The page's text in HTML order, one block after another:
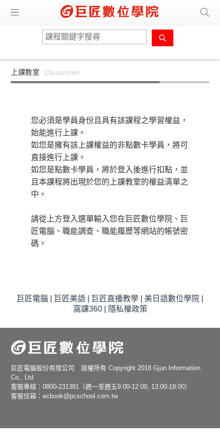
上課教室 Classroom
您必須是學員身份且具有該課程之學習權益，
始能進行上課。
如您是擁有該上課權益的非點數卡學員，將可
直接進行上課。
如您是點數卡學員，將於登入後進行扣點，並
且本課程將出現於您的上課教室的權益清單之
中。
請從上方登入選單輸入您在巨匠數位學院、巨
匠電腦、職能調查、職能履歷等網站的帳號密
碼。
巨匠電腦 巨匠美語 巨匠直播教學 美日語數位學院
窩課360
隱私權政策
巨匠電腦股份有限公司 版權所有 Copyright 2018 Gjun Information
Co., Ltd
客服專線：0800-231381（週一至週五9:00-12:00, 13:00-18:00）
客服信箱：ecbook@pcschool.com.tw